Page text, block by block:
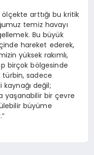
arttığı bu kritik
temiz havayı
Bu büyük
hareket ederek,
yüksek rakımlı,
birçok bölgesinde
türbin, sadece
değil;
yaşanabilir bir çevre
büyüme